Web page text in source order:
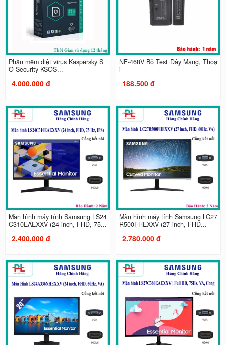
Phần mềm diệt virus Kaspersky S
O Security KSOS...
4.000.000 đ
NF-468V Bộ Test Dây Mạng, Thoạ
i
188.500 đ
Màn hình máy tính Samsung LS24
C310EAEXXV (24 inch, FHD, 75...
2.400.000 đ
Màn hình máy tính Samsung LC27
R500FHEXXV (27 inch, FHD...
2.780.000 đ